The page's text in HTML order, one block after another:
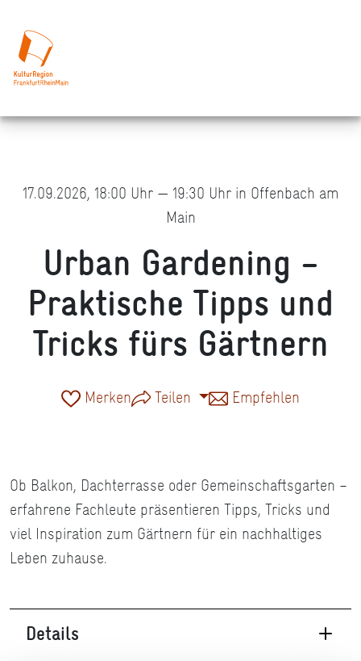
17.09.2026, 18:00 Uhr — 19:30 Uhr in Offenbach am
Main
Urban Gardening –
Praktische Tipps und
Tricks fürs Gärtnern
Merken Teilen Empfehlen
Ob Balkon, Dachterrasse oder Gemeinschaftsgarten –
erfahrene Fachleute präsentieren Tipps, Tricks und
viel Inspiration zum Gärtnern für ein nachhaltiges
Leben zuhause.
Details